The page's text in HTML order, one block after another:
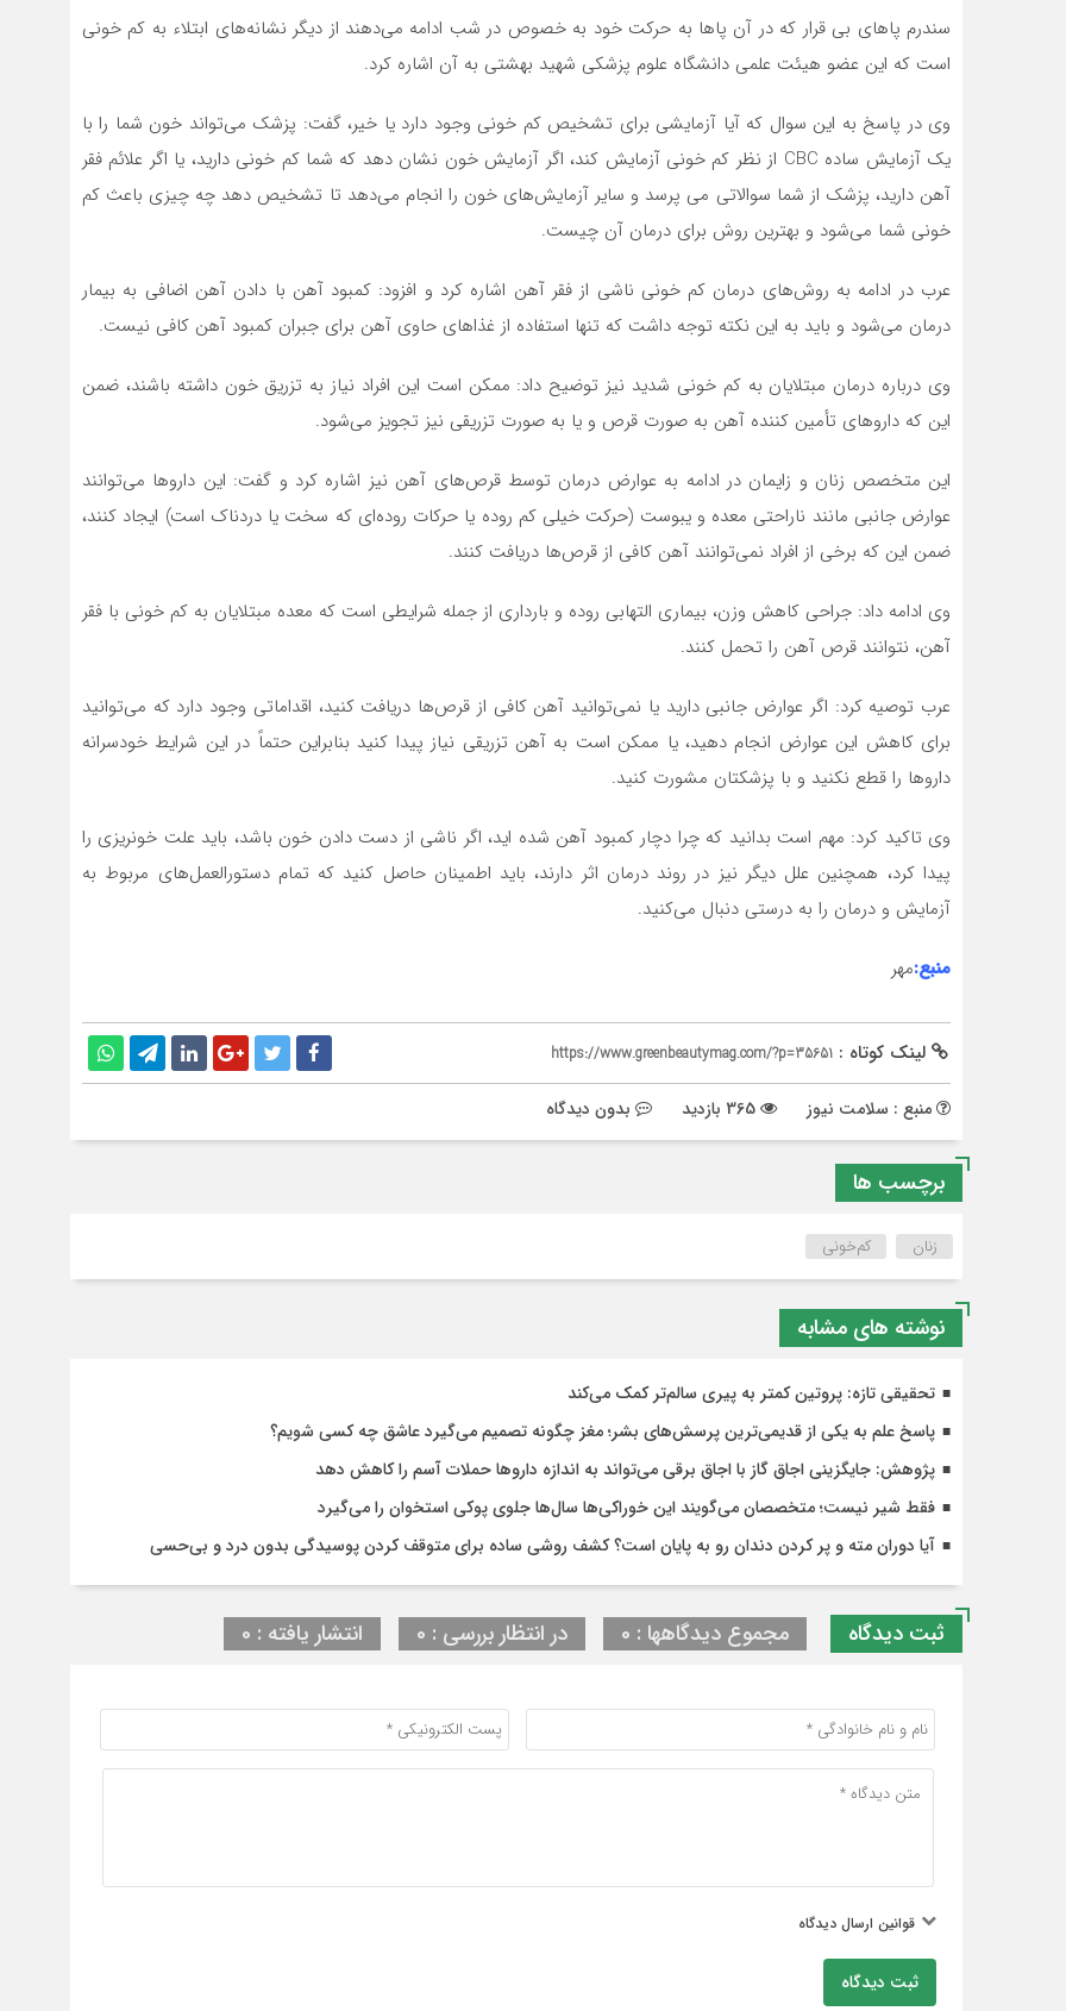
سندرم پاهای بی قرار که در آن پاها به حرکت خود به خصوص در شب ادامه می‌دهند از دیگر نشانه‌های ابتلاء به کم خونی
است که این عضو هیئت علمی دانشگاه علوم پزشکی شهید بهشتی به آن اشاره کرد.
وی در پاسخ به این سوال که آیا آزمایشی برای تشخیص کم خونی وجود دارد یا خیر، گفت: پزشک می‌تواند خون شما را با
یک آزمایش ساده CBC از نظر کم خونی آزمایش کند، اگر آزمایش خون نشان دهد که شما کم خونی دارید، یا اگر علائم فقر
آهن دارید، پزشک از شما سوالاتی می پرسد و سایر آزمایش‌های خون را انجام می‌دهد تا تشخیص دهد چه چیزی باعث کم
خونی شما می‌شود و بهترین روش برای درمان آن چیست.
عرب در ادامه به روش‌های درمان کم خونی ناشی از فقر آهن اشاره کرد و افزود: کمبود آهن با دادن آهن اضافی به بیمار
درمان می‌شود و باید به این نکته توجه داشت که تنها استفاده از غذاهای حاوی آهن برای جبران کمبود آهن کافی نیست.
وی درباره درمان مبتلایان به کم خونی شدید نیز توضیح داد: ممکن است این افراد نیاز به تزریق خون داشته باشند، ضمن
این که داروهای تأمین کننده آهن به صورت قرص و یا به صورت تزریقی نیز تجویز می‌شود.
این متخصص زنان و زایمان در ادامه به عوارض درمان توسط قرص‌های آهن نیز اشاره کرد و گفت: این داروها می‌توانند
عوارض جانبی مانند ناراحتی معده و یبوست (حرکت خیلی کم روده یا حرکات روده‌ای که سخت یا دردناک است) ایجاد کنند،
ضمن این که برخی از افراد نمی‌توانند آهن کافی از قرص‌ها دریافت کنند.
وی ادامه داد: جراحی کاهش وزن، بیماری التهابی روده و بارداری از جمله شرایطی است که معده مبتلایان به کم خونی با فقر
آهن، نتوانند قرص آهن را تحمل کنند.
عرب توصیه کرد: اگر عوارض جانبی دارید یا نمی‌توانید آهن کافی از قرص‌ها دریافت کنید، اقداماتی وجود دارد که می‌توانید
برای کاهش این عوارض انجام دهید، یا ممکن است به آهن تزریقی نیاز پیدا کنید بنابراین حتماً در این شرایط خودسرانه
داروها را قطع نکنید و با پزشکتان مشورت کنید.
وی تاکید کرد: مهم است بدانید که چرا دچار کمبود آهن شده اید، اگر ناشی از دست دادن خون باشد، باید علت خونریزی را
پیدا کرد، همچنین علل دیگر نیز در روند درمان اثر دارند، باید اطمینان حاصل کنید که تمام دستورالعمل‌های مربوط به
آزمایش و درمان را به درستی دنبال می‌کنید.
منبع:مهر
لینک کوتاه : https://www.greenbeautymag.com/?p=35651
منبع : سلامت نیوز بدون دیدگاه
برچسب ها
زنان کم‌خونی
نوشته های مشابه
تحقیقی تازه: پروتین کمتر به پیری سالم‌تر کمک می‌کند
پاسخ علم به یکی از قدیمی‌ترین پرسش‌های بشر؛ مغز چگونه تصمیم می‌گیرد عاشق چه کسی شویم؟
پژوهش: جایگزینی اجاق گاز با اجاق برقی می‌تواند به اندازه داروها حملات آسم را کاهش دهد
فقط شیر نیست؛ متخصصان می‌گویند این خوراکی‌ها سال‌ها جلوی پوکی استخوان را می‌گیرد
آیا دوران مته و پر کردن دندان رو به پایان است؟ کشف روشی ساده برای متوقف کردن پوسیدگی بدون درد و بی‌حسی
ثبت دیدگاه مجموع دیدگاهها : 0 در انتظار بررسی : 0 انتشار یافته : 0
قوانین ارسال دیدگاه
ثبت دیدگاه